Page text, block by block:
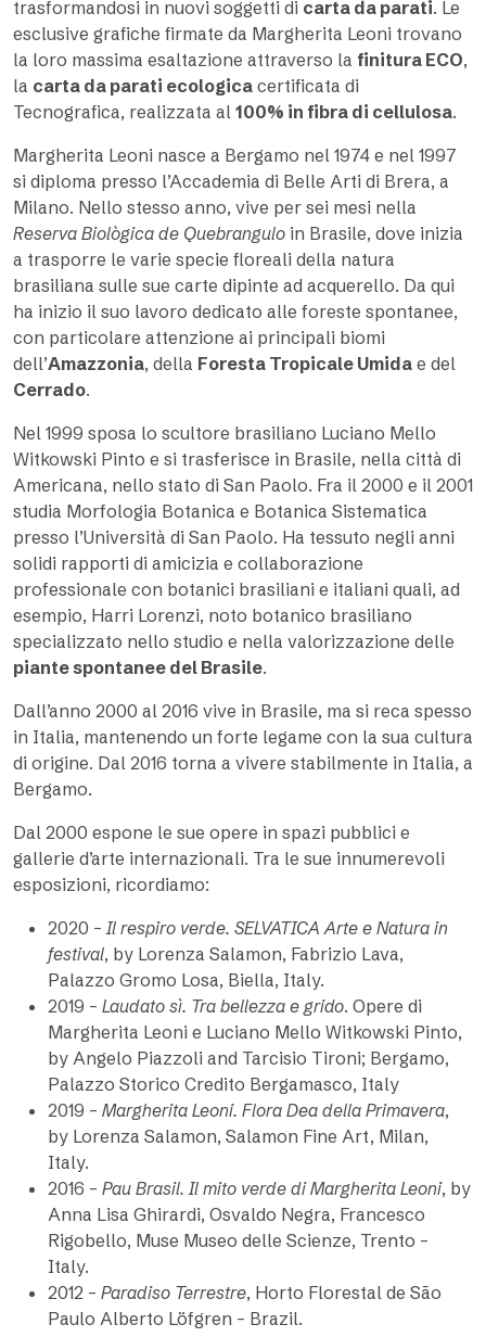
trasformandosi in nuovi soggetti di carta da parati. Le
esclusive grafiche firmate da Margherita Leoni trovano
la loro massima esaltazione attraverso la finitura ECO,
la carta da parati ecologica certificata di
Tecnografica, realizzata al 100% in fibra di cellulosa.
Margherita Leoni nasce a Bergamo nel 1974 e nel 1997
si diploma presso l’Accademia di Belle Arti di Brera, a
Milano. Nello stesso anno, vive per sei mesi nella
Reserva Biològica de Quebrangulo in Brasile, dove inizia
a trasporre le varie specie floreali della natura
brasiliana sulle sue carte dipinte ad acquerello. Da qui
ha inizio il suo lavoro dedicato alle foreste spontanee,
con particolare attenzione ai principali biomi
dell’Amazzonia, della Foresta Tropicale Umida e del
Cerrado.
Nel 1999 sposa lo scultore brasiliano Luciano Mello
Witkowski Pinto e si trasferisce in Brasile, nella città di
Americana, nello stato di San Paolo. Fra il 2000 e il 2001
studia Morfologia Botanica e Botanica Sistematica
presso l’Università di San Paolo. Ha tessuto negli anni
solidi rapporti di amicizia e collaborazione
professionale con botanici brasiliani e italiani quali, ad
esempio, Harri Lorenzi, noto botanico brasiliano
specializzato nello studio e nella valorizzazione delle
piante spontanee del Brasile.
Dall’anno 2000 al 2016 vive in Brasile, ma si reca spesso
in Italia, mantenendo un forte legame con la sua cultura
di origine. Dal 2016 torna a vivere stabilmente in Italia, a
Bergamo.
Dal 2000 espone le sue opere in spazi pubblici e
gallerie d’arte internazionali. Tra le sue innumerevoli
esposizioni, ricordiamo:
2020 –Il respiro verde. SELVATICA Arte e Natura in
festival, by Lorenza Salamon, Fabrizio Lava,
Palazzo Gromo Losa, Biella, Italy.
2019 – Laudato sì. Tra bellezza e grido. Opere di
Margherita Leoni e Luciano Mello Witkowski Pinto,
by Angelo Piazzoli and Tarcisio Tironi; Bergamo,
Palazzo Storico Credito Bergamasco, Italy
2019 – Margherita Leoni. Flora Dea della Primavera,
by Lorenza Salamon, Salamon Fine Art, Milan,
Italy.
2016 – Pau Brasil. Il mito verde di Margherita Leoni, by
Anna Lisa Ghirardi, Osvaldo Negra, Francesco
Rigobello, Muse Museo delle Scienze, Trento –
Italy.
2012 – Paradiso Terrestre, Horto Florestal de São
Paulo Alberto Löfgren – Brazil.